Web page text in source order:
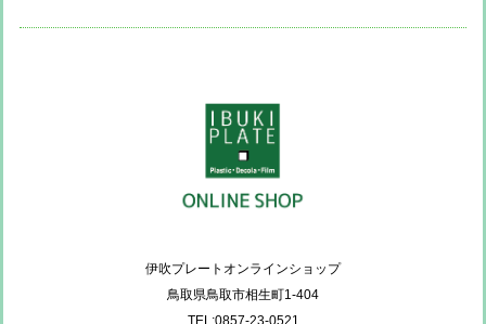
伊吹プレートオンラインショップ
鳥取県鳥取市相生町1-404
TEL:0857-23-0521